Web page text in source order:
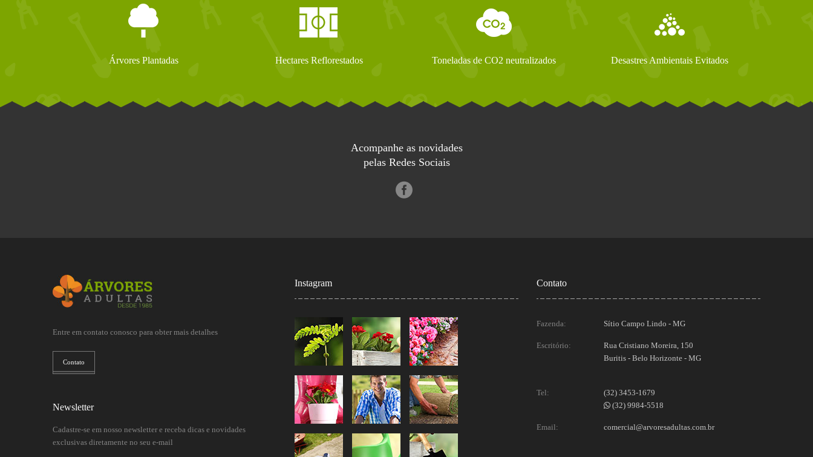
Árvores Plantadas Hectares Reflorestados Toneladas de CO2 neutralizados Desastres Ambientais Evitados
Acompanhe as novidades
pelas Redes Sociais
Entre em contato conosco para obter mais detalhes
Contato
Newsletter
Cadastre-se em nosso newsletter e receba dicas e novidades
exclusivas diretamente no seu e-mail
Instagram Contato
Fazenda: Sítio Campo Lindo - MG
Escritório:
Rua Cristiano Moreira, 150
Buritis - Belo Horizonte - MG
Tel:
(32) 3453-1679
(32) 9984-5518
Email: comercial@arvoresadultas.com.br